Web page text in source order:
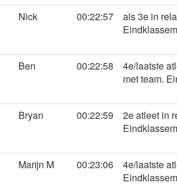
Nick 00:22:57
als 3e in
Ben 00:22:58
4e/laatste
met team.
Bryan 00:22:59
2e atleet in
Marijn M 00:23:06
4e/laatste